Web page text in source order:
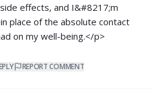
effects, and I&#8217;m
place of the absolute contact
on my well-being.</p>
REPORT COMMENT